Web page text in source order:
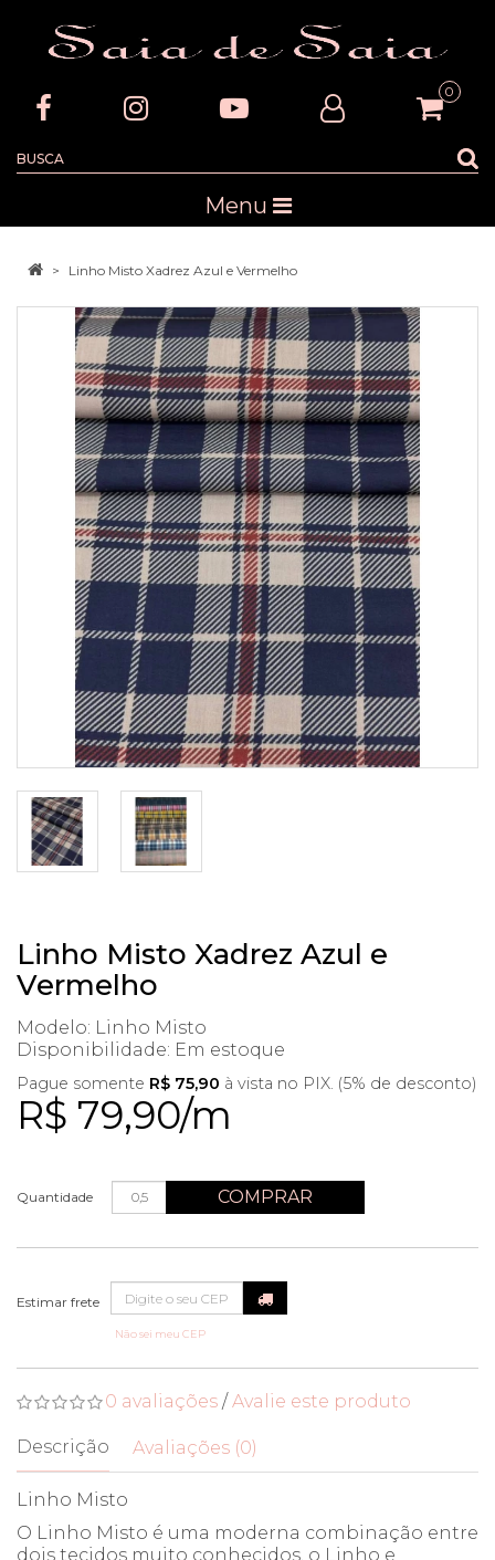
0
Menu
Linho Misto Xadrez Azul e Vermelho
Linho Misto Xadrez Azul e
Vermelho
Modelo: Linho Misto
Disponibilidade: Em estoque
R$ 79,90/m
Pague somente R$ 75,90 à vista no PIX. (5% de desconto)
Quantidade COMPRAR
Não sei meu CEP
0 avaliações /Avalie este produto
Descrição Avaliações (0)
Linho Misto
O Linho Misto é uma moderna combinação entre
dois tecidos muito conhecidos, o Linho e